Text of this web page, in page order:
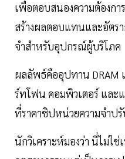
เพื่อตอบสนองความต้องกา
สร้างผลตอบแทนและอัตรา
จำสำหรับอุปกรณ์ผู้บริโภค
ผลลัพธ์คืออุปทาน DRAM
ร์ทโฟน คอมพิวเตอร์ และ
ที่ราคาชิปหน่วยความจำป
นักวิเคราะห์มองว่า นี่ไม่ใ